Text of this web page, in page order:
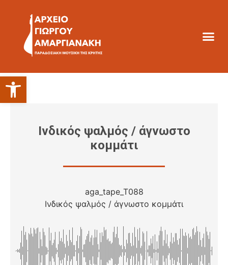
Ανοίξτε τη γραμμή εργαλείων
Ινδικός ψαλμός / άγνωστο
κομμάτι
aga_tape_T088
Ινδικός ψαλμός / άγνωστο κομμάτι